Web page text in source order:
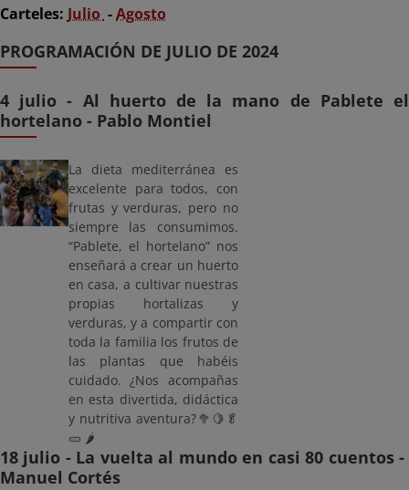
Carteles: Julio -Agosto
PROGRAMACIÓN DE JULIO DE 2024
4 julio - Al huerto de la mano de Pablete el
hortelano - Pablo Montiel
La dieta mediterránea es
excelente para todos, con
frutas y verduras, pero no
siempre las consumimos.
“Pablete, el hortelano” nos
enseñará a crear un huerto
en casa, a cultivar nuestras
propias hortalizas y
verduras, y a compartir con
toda la familia los frutos de
las plantas que habéis
cuidado. ¿Nos acompañas
en esta divertida, didáctica
y nutritiva aventura?🥦🍋🥬
🥒 🌶️
18 julio - La vuelta al mundo en casi 80 cuentos -
Manuel Cortés